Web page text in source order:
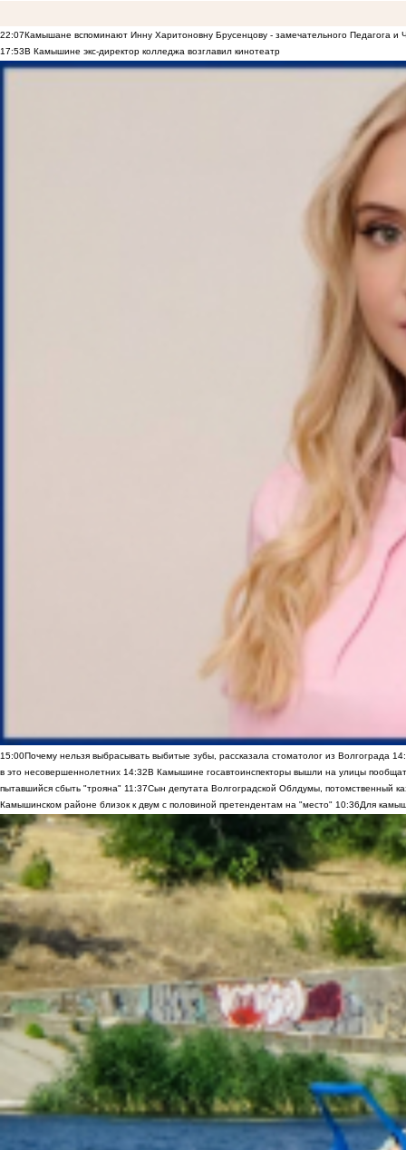
22:07Камышане вспоминают Инну Харитоновну Брусенцову - замечательного Педагога и
17:53В Камышине экс-директор колледжа возглавил кинотеатр
15:00Почему нельзя выбрасывать выбитые зубы, рассказала стоматолог из Волгограда
в это несовершеннолетних 14:32В Камышине госавтоинспекторы вышли на улицы
пытавшийся сбыть "трояна" 11:37Сын депутата Волгоградской Облдумы, потомственный
Камышинском районе близок к двум с половиной претендентам на "место" 10:36Для